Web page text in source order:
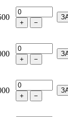
+ −
+ −
+ −